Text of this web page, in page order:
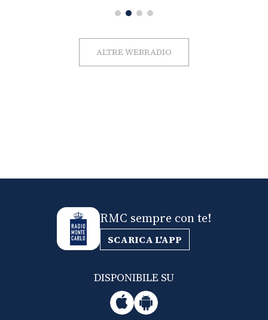
ALTRE WEBRADIO
RMC sempre con te!
SCARICA L'APP
DISPONIBILE SU